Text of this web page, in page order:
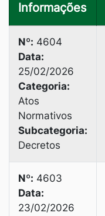
Informações
Nº: 4604
Data:
25/02/2026
Categoria:
Atos
Normativos
Subcategoria:
Decretos
Nº: 4603
Data:
23/02/2026